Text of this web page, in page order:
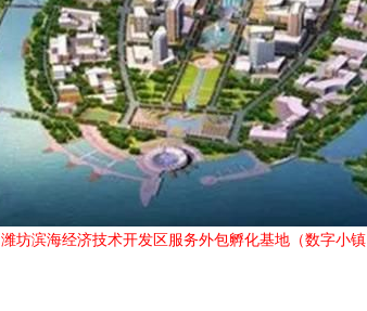
潍坊滨海经济技术开发区服务外包孵化基地（数字小